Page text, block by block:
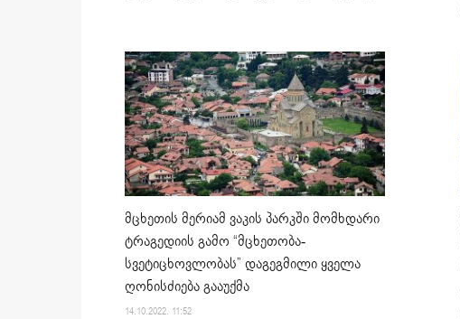
მცხეთის მერიამ ვაკის პარკში მომხდარი
ტრაგედიის გამო “მცხეთობა-
სვეტიცხოვლობას” დაგეგმილი ყველა
ღონისძიება გააუქმა
14.10.2022. 11:52